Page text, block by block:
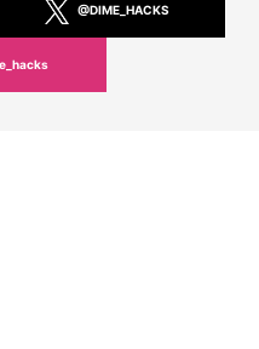
@DIME_HACKS